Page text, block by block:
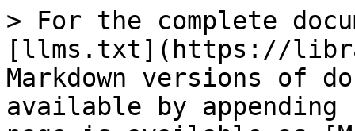
> For the complete
[llms.txt](https://
Markdown versions of
available by